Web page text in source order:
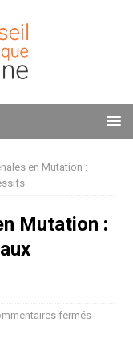
en Mutation :
Mutation :
fermés